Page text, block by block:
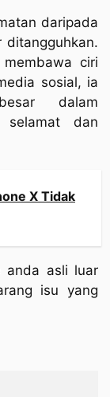
daripada
ditangguhkan.
ciri
sosial, ia
dalam
selamat dan
X Tidak
anda asli luar
isu yang